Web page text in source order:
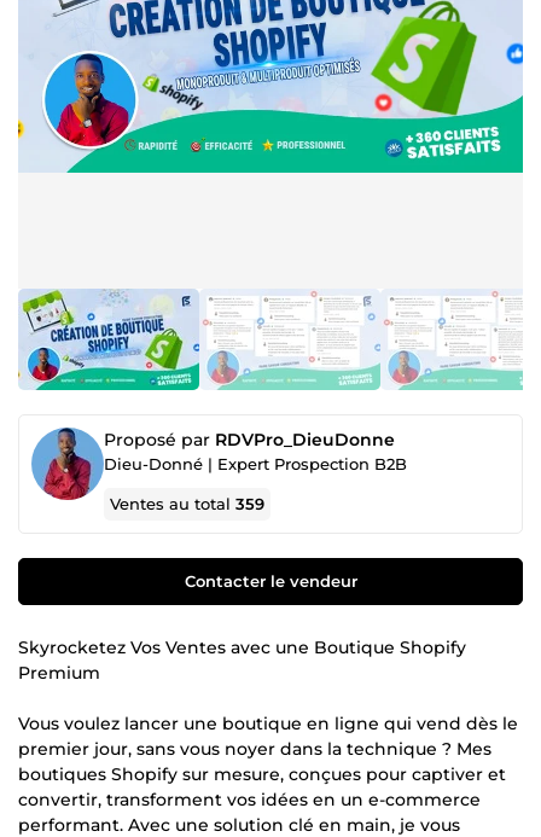
Proposé par RDVPro_DieuDonne
Dieu-Donné | Expert Prospection B2B
Ventes au total359
Contacter le vendeur
Skyrocketez Vos Ventes avec une Boutique Shopify
Premium
Vous voulez lancer une boutique en ligne qui vend dès le
premier jour, sans vous noyer dans la technique ? Mes
boutiques Shopify sur mesure, conçues pour captiver et
convertir, transforment vos idées en un e-commerce
performant. Avec une solution clé en main, je vous